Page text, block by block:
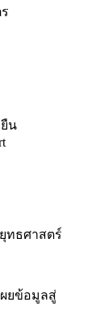
น
ทธศาสตร์
ผยข้อมูลสู่